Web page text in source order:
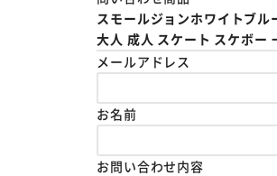
スモールジョンホワイトブ
大人 成人 スケート スケボー
メールアドレス
お名前
お問い合わせ内容